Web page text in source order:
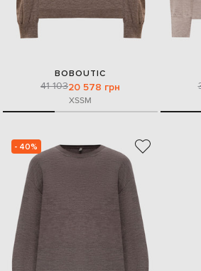
BOBOUTIC
41 10320 578 грн
XSSM
- 40%